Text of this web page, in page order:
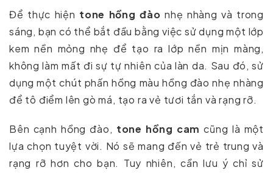
Để thực hiện tone hồng đào nhẹ nhàng và trong
sáng, bạn có thể bắt đầu bằng việc sử dụng một lớp
kem nền mỏng nhẹ để tạo ra lớp nền mịn màng,
không làm mất đi sự tự nhiên của làn da. Sau đó, sử
dụng một chút phấn hồng màu hồng đào nhẹ nhàng
để tô điểm lên gò má, tạo ra vẻ tươi tắn và rạng rỡ.
Bên cạnh hồng đào, tone hồng cam cũng là một
lựa chọn tuyệt vời. Nó sẽ mang đến vẻ trẻ trung và
rạng rỡ hơn cho bạn. Tuy nhiên, cần lưu ý chỉ sử